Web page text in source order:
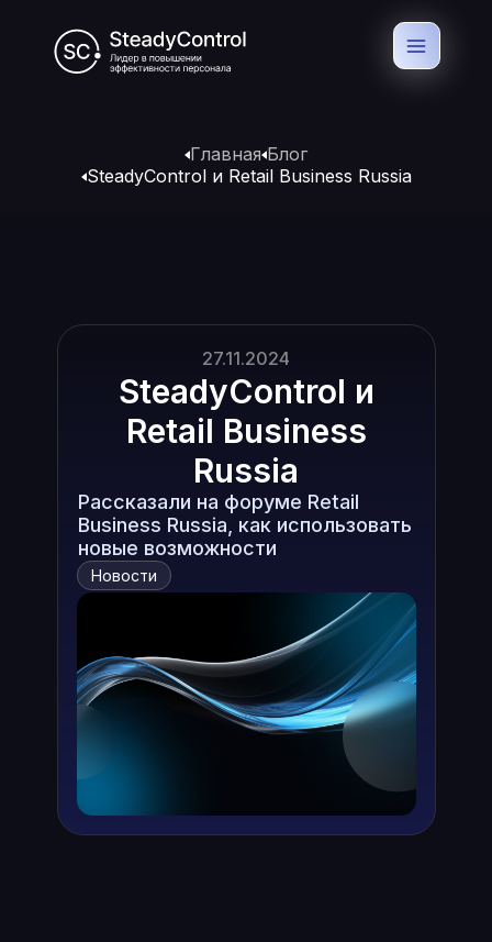
27.11.2024
SteadyControl и
Retail Business
Russia
Рассказали на форуме Retail
Business Russia, как использовать
новые возможности
Новости
Главная Блог
SteadyControl и Retail Business Russia